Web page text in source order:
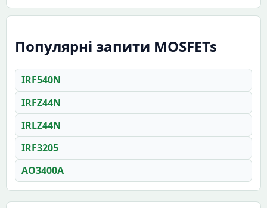
Популярні запити MOSFETs
IRF540N
IRFZ44N
IRLZ44N
IRF3205
AO3400A